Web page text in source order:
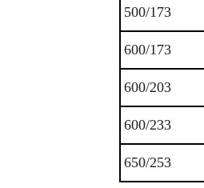
500/173
600/173
600/203
600/233
650/253